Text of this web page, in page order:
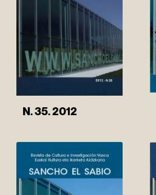
N. 35. 2012